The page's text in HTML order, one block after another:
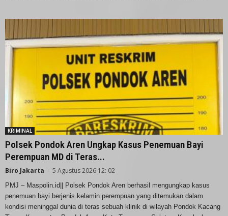
KRIMINAL
Polsek Pondok Aren Ungkap Kasus Penemuan Bayi
Perempuan MD di Teras...
Biro Jakarta - 5 Agustus 2026 12: 02
PMJ – Maspolin.id|| Polsek Pondok Aren berhasil mengungkap kasus
penemuan bayi berjenis kelamin perempuan yang ditemukan dalam
kondisi meninggal dunia di teras sebuah klinik di wilayah Pondok Kacang